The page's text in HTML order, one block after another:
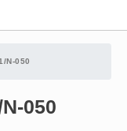
N-050
050